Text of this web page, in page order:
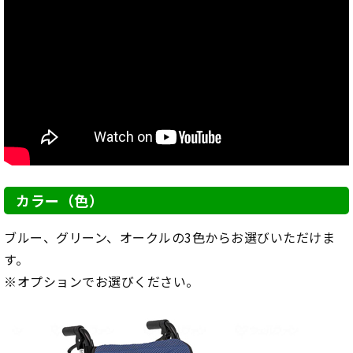
カラー（色）
ブルー、グリーン、オークルの3色からお選びいただけま
す。
※オプションでお選びください。